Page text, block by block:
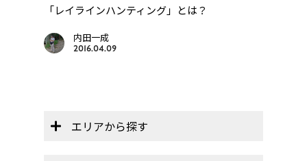
「レイラインハンティング」とは？
内田一成
2016.04.09
エリアから探す